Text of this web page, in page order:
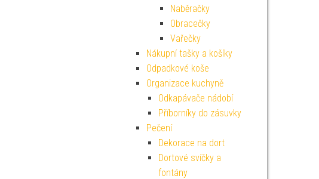
Naběračky
Obracečky
Vařečky
Nákupní tašky a košíky
Odpadkové koše
Organizace kuchyně
Odkapávače nádobí
Příborníky do zásuvky
Pečení
Dekorace na dort
Dortové svíčky a
fontány